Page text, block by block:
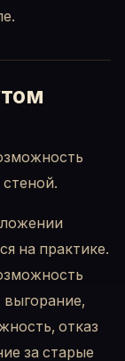
стеной.
на практике.
выгорание,
отказ
за старые